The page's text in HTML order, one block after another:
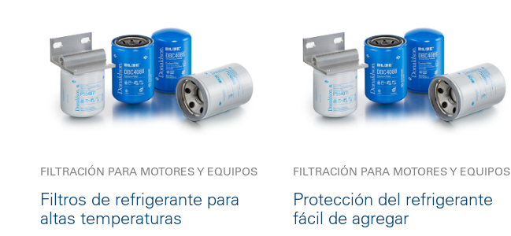
FILTRACIÓN PARA MOTORES Y EQUIPOS
Filtros de refrigerante para
altas temperaturas
FILTRACIÓN PARA MOTORES Y EQUIPOS
Protección del refrigerante
fácil de agregar